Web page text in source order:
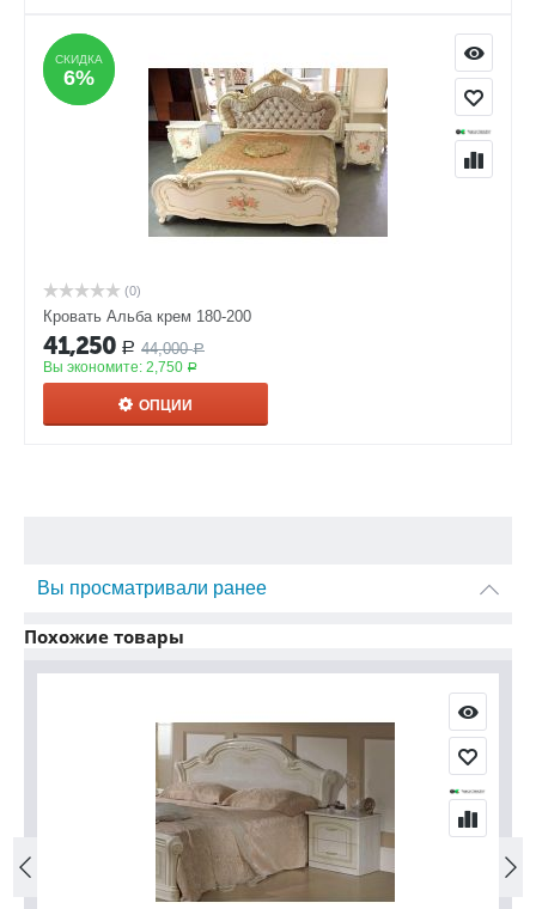
СКИДКА
6%
СКИДКА
6%
(0)
Кровать Альба крем 180-200
41,250 Р 44,000 Р
Вы экономите: 2,750 Р
ОПЦИИ
Вы просматривали ранее
Похожие товары